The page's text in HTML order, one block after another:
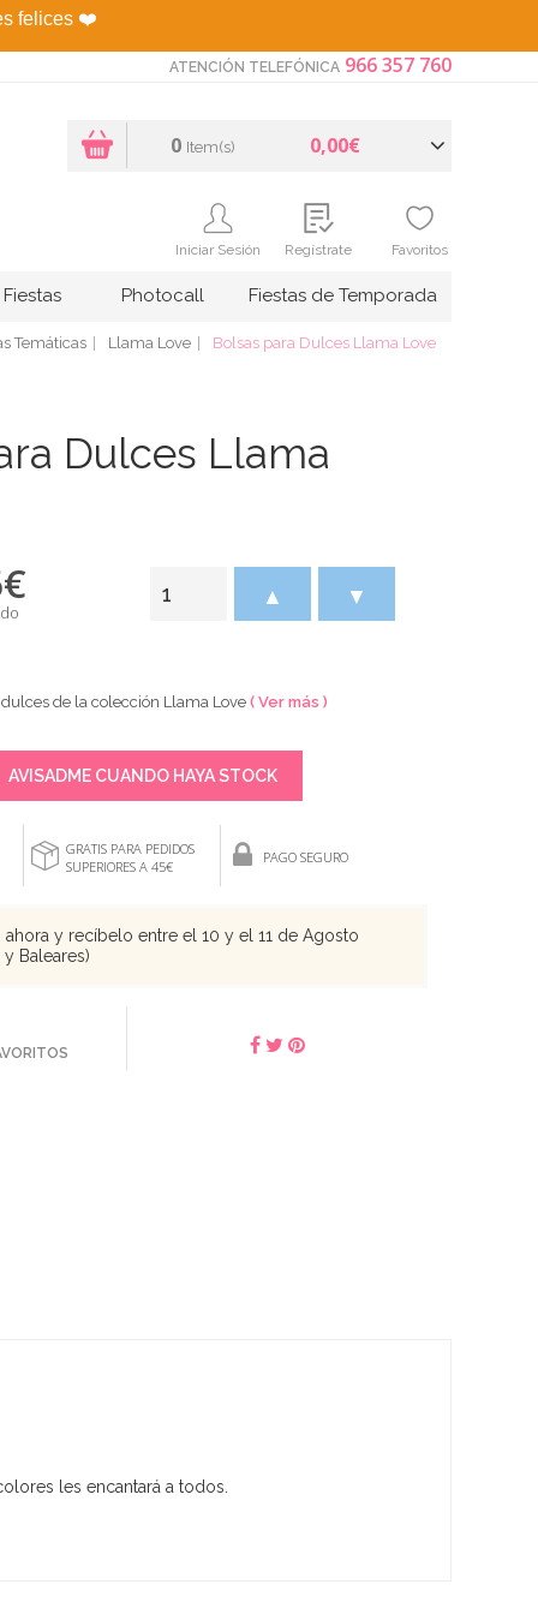
felices ❤️
ATENCIÓN TELEFÓNICA 966 357 760
0 Item(s) 0,00€
Iniciar Sesión Regístrate Favoritos
Photocall Fiestas de Temporada
Temáticas Llama Love Bolsas para Dulces Llama Love
Dulces Llama
€ ▲ ▼
de la colección Llama Love ( Ver más )
AVISADME CUANDO HAYA STOCK
GRATIS PARA PEDIDOS
SUPERIORES A 45€
PAGO SEGURO
y recíbelo entre el 10 y el 11 de Agosto
Baleares)
les encantará a todos.